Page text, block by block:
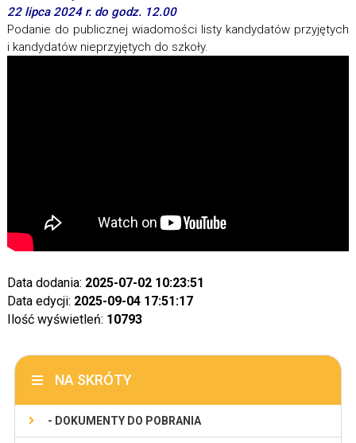
22 lipca 2024 r. do godz. 12.00
Podanie do publicznej wiadomości listy kandydatów przyjętych
i kandydatów nieprzyjętych do szkoły.
Data dodania: 2025-07-02 10:23:51
Data edycji: 2025-09-04 17:51:17
Ilość wyświetleń: 10793
NA SKRÓTY
- DOKUMENTY DO POBRANIA